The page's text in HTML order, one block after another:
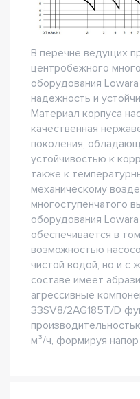
В перечне ведущих
центробежного
оборудования
надежность и
Материал корпуса
качественная
поколения,
устойчивостью к
также к
механическому
многоступенчатого
оборудования
обеспечивается в
возможностью
чистой водой, но и с
составе имеет
агрессивные
33SV8/2AG185T/D
м³/ч, формируя напор